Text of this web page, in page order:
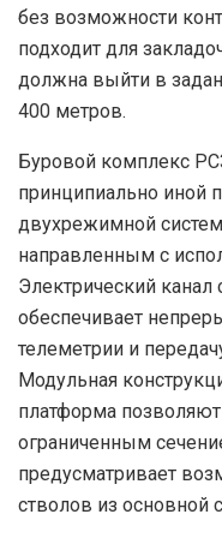
без возможности
подходит для
должна выйти в
400 метров.
Буровой комплекс
принципиально иной
двухрежимной
направленным с
Электрический
обеспечивает
телеметрии и
Модульная
платформа
ограниченным
предусматривает
стволов из основной